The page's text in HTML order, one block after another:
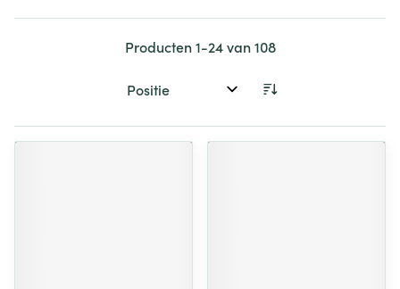
Producten1-24van108
Sorteer op: